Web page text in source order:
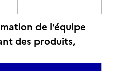
de l'équipe
des produits,